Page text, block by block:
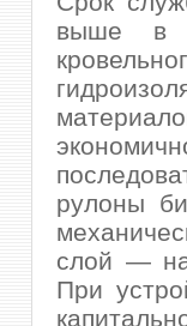
выше в
рулоны
слой —
При